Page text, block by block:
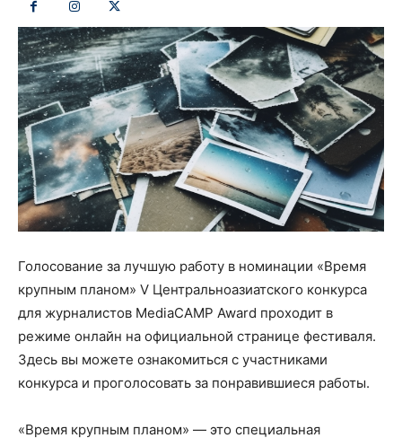
Голосование за лучшую работу в номинации «Время
крупным планом» V Центральноазиатского конкурса
для журналистов MediaCAMP Award проходит в
режиме онлайн на официальной странице фестиваля.
Здесь вы можете ознакомиться с участниками
конкурса и проголосовать за понравившиеся работы.
«Время крупным планом» — это специальная